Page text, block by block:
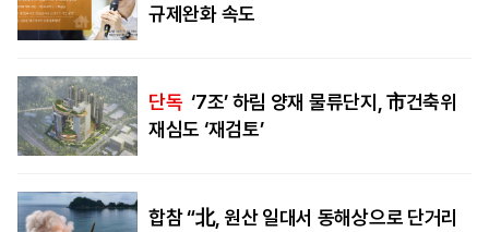
규제완화 속도
단독 ‘7조’ 하림 양재 물류단지, 市건축위
재심도 ‘재검토’
합참 “北, 원산 일대서 동해상으로 단거리